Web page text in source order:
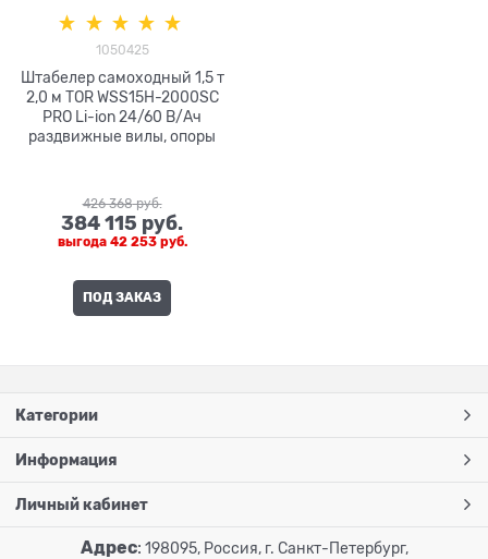
1050425
Штабелер самоходный 1,5 т
2,0 м TOR WSS15H-2000SC
PRO Li-ion 24/60 В/Ач
раздвижные вилы, опоры
426 368 руб.
384 115 руб.
выгода 42 253 руб.
ПОД ЗАКАЗ
Категории
Информация
Личный кабинет
Адрес: 198095, Россия, г. Санкт-Петербург,